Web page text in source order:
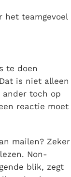
het teamgevoel
te doen
is niet alleen
toch op
reactie moet
mailen? Zeker
Non-
blik, zegt